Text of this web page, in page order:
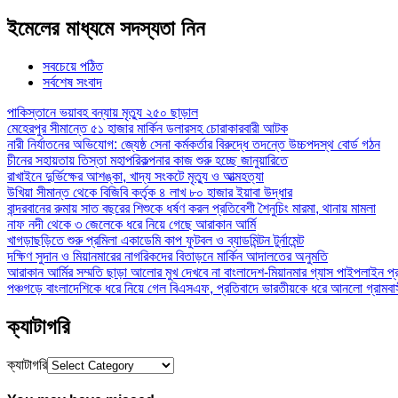
ইমেলের মাধ্যমে সদস্যতা নিন
সবচেয়ে পঠিত
সর্বশেষ সংবাদ
পাকিস্তানে ভয়াবহ বন্যায় মৃত্যু ২৫০ ছাড়াল
মেহেরপুর সীমান্তে ৫১ হাজার মার্কিন ডলারসহ চোরাকারবারী আটক
নারী নির্যাতনের অভিযোগ: জ্যেষ্ঠ সেনা কর্মকর্তার বিরুদ্ধে তদন্তে উচ্চপদস্থ বোর্ড গঠন
চীনের সহায়তায় তিস্তা মহাপরিকল্পনার কাজ শুরু হচ্ছে জানুয়ারিতে
রাখাইনে দুর্ভিক্ষের আশঙ্কা, খাদ্য সংকটে মৃত্যু ও আত্মহত্যা
উখিয়া সীমান্ত থেকে বিজিবি কর্তৃক ৪ লাখ ৮০ হাজার ইয়াবা উদ্ধার
বান্দরবানের রুমায় সাত বছরের শিশুকে ধর্ষণ করল প্রতিবেশী শৈনুচিং মারমা, থানায় মামলা
নাফ নদী থেকে ৩ জেলেকে ধরে নিয়ে গেছে আরাকান আর্মি
খাগড়াছড়িতে শুরু প্রমিলা একাডেমি কাপ ফুটবল ও ব্যাডমিন্টন টুর্নামেন্ট
দক্ষিণ সুদান ও মিয়ানমারের নাগরিকদের বিতাড়নে মার্কিন আদালতের অনুমতি
আরাকান আর্মির সম্মতি ছাড়া আলোর মুখ দেখবে না বাংলাদেশ-মিয়ানমার গ্যাস পাইপলাইন
পঞ্চগড়ে বাংলাদেশিকে ধরে নিয়ে গেল বিএসএফ, প্রতিবাদে ভারতীয়কে ধরে আনলো
ক্যাটাগরি
ক্যাটাগরি